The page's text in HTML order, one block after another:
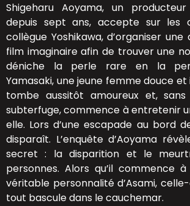
Shigeharu Aoyama, un
depuis sept ans, accepte sur les
collègue Yoshikawa, d’organiser
film imaginaire afin de trouver une
déniche la perle rare en la
Yamasa­ki, une jeune femme douce
tombe aussitôt amoureux et,
subterfuge, commence à entretenir
elle. Lors d’une escapade au bord
disparaît. L’enquête d’Aoyama
secret : la disparition et le
personnes. Alors qu’il commence
véritable personnalité d’Asami,
tout bascule dans le cauchemar.